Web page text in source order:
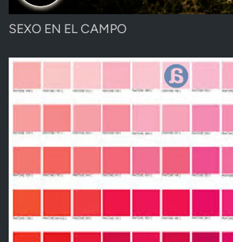
SEXO EN EL CAMPO